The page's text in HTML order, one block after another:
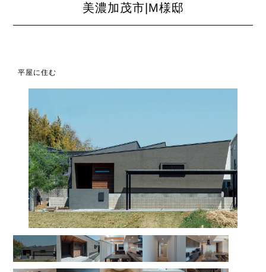
美濃加茂市|M様邸
平屋に住む